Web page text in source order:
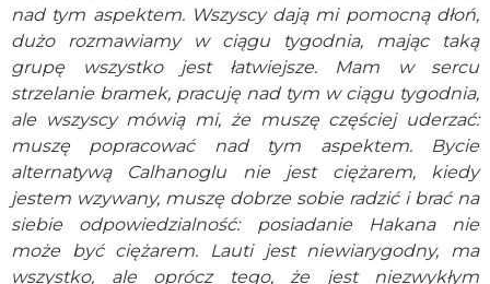
nad tym aspektem. Wszyscy dają mi pomocną dłoń,
dużo rozmawiamy w ciągu tygodnia, mając taką
grupę wszystko jest łatwiejsze. Mam w sercu
strzelanie bramek, pracuję nad tym w ciągu tygodnia,
ale wszyscy mówią mi, że muszę częściej uderzać:
muszę popracować nad tym aspektem. Bycie
alternatywą Calhanoglu nie jest ciężarem, kiedy
jestem wzywany, muszę dobrze sobie radzić i brać na
siebie odpowiedzialność: posiadanie Hakana nie
może być ciężarem. Lauti jest niewiarygodny, ma
wszystko, ale oprócz tego, że jest niezwykłym